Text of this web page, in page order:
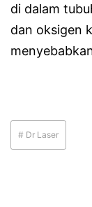
di dalam
dan oksigen
# Dr Laser